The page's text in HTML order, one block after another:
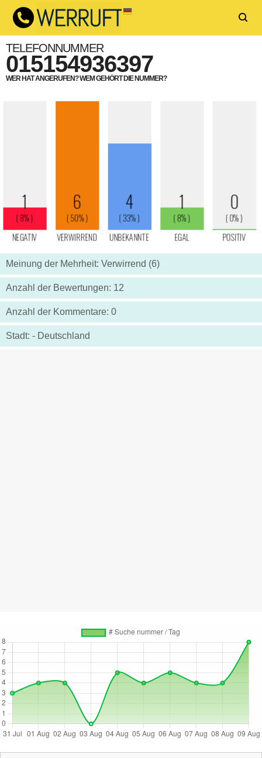
TELEFONNUMMER
015154936397
WER HAT ANGERUFEN? WEM GEHÖRT DIE NUMMER?
Meinung der Mehrheit: Verwirrend (6)
Anzahl der Bewertungen: 12
Anzahl der Kommentare: 0
Stadt: - Deutschland